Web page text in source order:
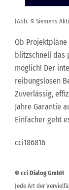
(Abb. © Siemens
Ob
blitzschnell das
möglich! Der
reibungslosen
Zuverlässig,
Jahre Garantie
Einfacher geht
cci186816
© cci Dialog GmbH
Jede Art der